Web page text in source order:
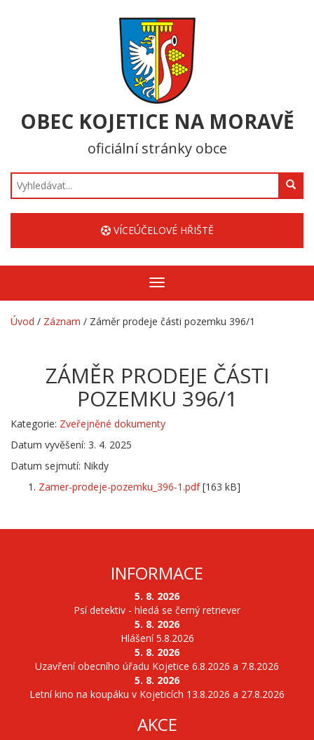
OBEC KOJETICE NA MORAVĚ
oficiální stránky obce
Hledat
VÍCEÚČELOVÉ HŘIŠTĚ
Zobrazit/skrýt
navigaci
Úvod / Záznam / Záměr prodeje části pozemku 396/1
ZÁMĚR PRODEJE ČÁSTI
POZEMKU 396/1
Kategorie: Zveřejněné dokumenty
Datum vyvěšení: 3. 4. 2025
Datum sejmutí: Nikdy
Zamer-prodeje-pozemku_396-1.pdf[163 kB]
INFORMACE
5. 8. 2026
Psí detektiv - hledá se černý retriever
5. 8. 2026
Hlášení 5.8.2026
5. 8. 2026
Uzavření obecního úřadu Kojetice 6.8.2026 a 7.8.2026
5. 8. 2026
Letní kino na koupáku v Kojeticích 13.8.2026 a 27.8.2026
AKCE